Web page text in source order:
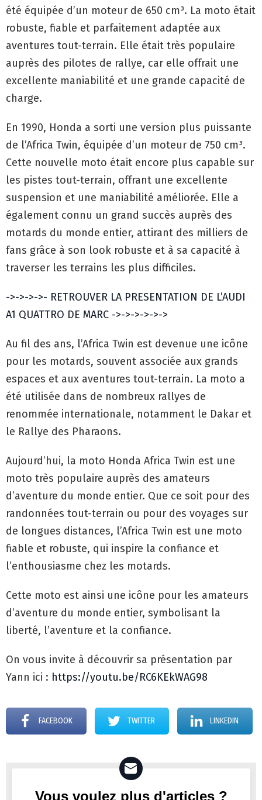
été équipée d’un moteur de 650 cm³. La moto était
robuste, fiable et parfaitement adaptée aux
aventures tout-terrain. Elle était très populaire
auprès des pilotes de rallye, car elle offrait une
excellente maniabilité et une grande capacité de
charge.
En 1990, Honda a sorti une version plus puissante
de l’Africa Twin, équipée d’un moteur de 750 cm³.
Cette nouvelle moto était encore plus capable sur
les pistes tout-terrain, offrant une excellente
suspension et une maniabilité améliorée. Elle a
également connu un grand succès auprès des
motards du monde entier, attirant des milliers de
fans grâce à son look robuste et à sa capacité à
traverser les terrains les plus difficiles.
->->->->- RETROUVER LA PRESENTATION DE L’AUDI
A1 QUATTRO DE MARC ->->->->->->
Au fil des ans, l’Africa Twin est devenue une icône
pour les motards, souvent associée aux grands
espaces et aux aventures tout-terrain. La moto a
été utilisée dans de nombreux rallyes de
renommée internationale, notamment le Dakar et
le Rallye des Pharaons.
Aujourd’hui, la moto Honda Africa Twin est une
moto très populaire auprès des amateurs
d’aventure du monde entier. Que ce soit pour des
randonnées tout-terrain ou pour des voyages sur
de longues distances, l’Africa Twin est une moto
fiable et robuste, qui inspire la confiance et
l’enthousiasme chez les motards.
Cette moto est ainsi une icône pour les amateurs
d’aventure du monde entier, symbolisant la
liberté, l’aventure et la confiance.
On vous invite à découvrir sa présentation par
Yann ici : https://youtu.be/RC6KEkWAG98
FACEBOOK TWITTER LINKEDIN
Vous voulez plus d'articles ?